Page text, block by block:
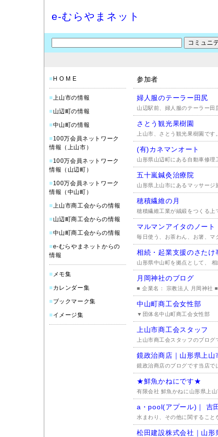
e-むらやまネット
■ H O M E
■上山市の情報
■山辺町の情報
■中山町の情報
■100万会員ネットワーク
情報（上山市）
■100万会員ネットワーク
情報（山辺町）
■100万会員ネットワーク
情報（中山町）
■上山市商工会からの情報
■山辺町商工会からの情報
■中山町商工会からの情報
■e-むらやまネットからの
情報
■ メモ集
■カレンダー集
■ブックマーク集
■イメージ集
参加者
婦人服のテーラー田尻
山辺駅前、婦人服のテーラー田
さとう観光果樹園
上山市、さとう観光果樹園で
(有)カネマンオート
山形県山辺町にある自動車修
五十嵐鍼灸治療院
山形県上山市にあるマッサー
穂積繊維の月
穂積繊維工業が絨緞をつくる
マルマンアイタのノート
毎日使う、お茶わん、お箸、
相続・起業支援のさたけ
山形県中山町を拠点として、
月岡神社のブログ
■ 企業名： 宗教法人 月岡神社
中山町商工会女性部
▼団体名中山町商工会女性部
上山市商工会スタッフ
上山市商工会スタッフのブログ
鏡政治商店｜山形県上山
鏡政治商店のブログです当店
★鮮魚かねにです★
有限会社 鮮魚かねに山形県上
a・pool(アプール)｜ 吉
水まわり、その他に関するこ
松田建設株式会社｜山形